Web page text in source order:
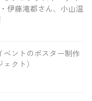
伊藤滝都さん、小山温
ベントのポスター制作
クト）